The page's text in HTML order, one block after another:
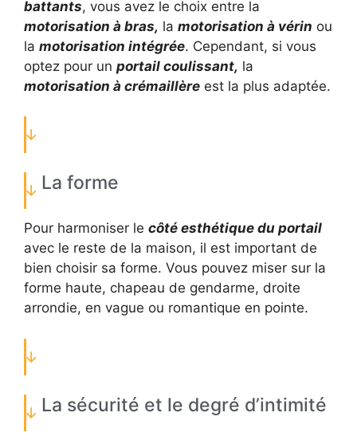
battants, vous avez le choix entre la
motorisation à bras, la motorisation à vérin ou
la motorisation intégrée. Cependant, si vous
optez pour un portail coulissant, la
motorisation à crémaillère est la plus adaptée.
La forme
Pour harmoniser le côté esthétique du portail
avec le reste de la maison, il est important de
bien choisir sa forme. Vous pouvez miser sur la
forme haute, chapeau de gendarme, droite
arrondie, en vague ou romantique en pointe.
La sécurité et le degré d’intimité